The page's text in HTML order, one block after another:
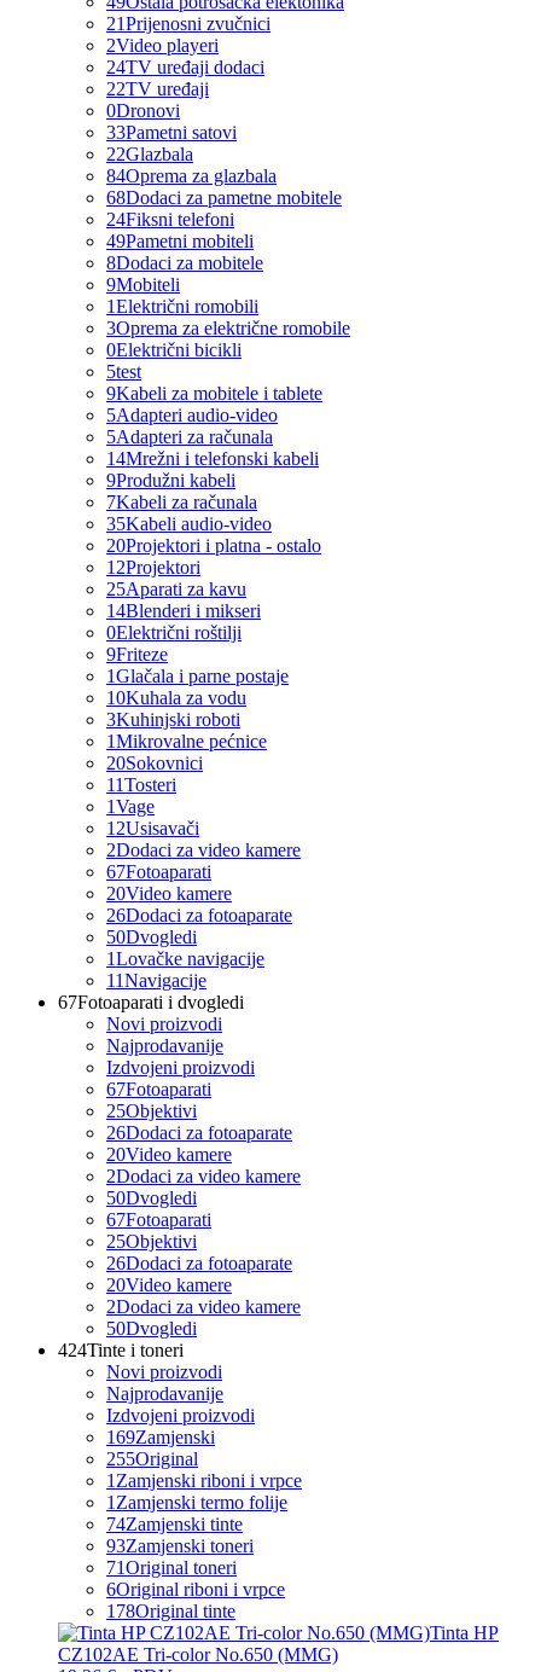
21Prijenosni zvučnici
2Video playeri
24TV uređaji dodaci
22TV uređaji
0Dronovi
33Pametni satovi
22Glazbala
84Oprema za glazbala
68Dodaci za pametne mobitele
24Fiksni telefoni
49Pametni mobiteli
8Dodaci za mobitele
9Mobiteli
1Električni romobili
3Oprema za električne romobile
0Električni bicikli
5test
9Kabeli za mobitele i tablete
5Adapteri audio-video
5Adapteri za računala
14Mrežni i telefonski kabeli
9Produžni kabeli
7Kabeli za računala
35Kabeli audio-video
20Projektori i platna - ostalo
12Projektori
25Aparati za kavu
14Blenderi i mikseri
0Električni roštilji
9Friteze
1Glačala i parne postaje
10Kuhala za vodu
3Kuhinjski roboti
1Mikrovalne pećnice
20Sokovnici
11Tosteri
1Vage
12Usisavači
2Dodaci za video kamere
67Fotoaparati
20Video kamere
26Dodaci za fotoaparate
50Dvogledi
1Lovačke navigacije
11Navigacije
67Fotoaparati i dvogledi
Novi proizvodi
Najprodavanije
Izdvojeni proizvodi
67Fotoaparati
25Objektivi
26Dodaci za fotoaparate
20Video kamere
2Dodaci za video kamere
50Dvogledi
67Fotoaparati
25Objektivi
26Dodaci za fotoaparate
20Video kamere
2Dodaci za video kamere
50Dvogledi
424Tinte i toneri
Novi proizvodi
Najprodavanije
Izdvojeni proizvodi
169Zamjenski
255Original
1 Zamjenski riboni i vrpce
1 Zamjenski termo folije
74Zamjenski tinte
93Zamjenski toneri
71Original toneri
6Original riboni i vrpce
178Original tinte
Tinta HP
CZ102AE Tri-color No.650 (MMG)